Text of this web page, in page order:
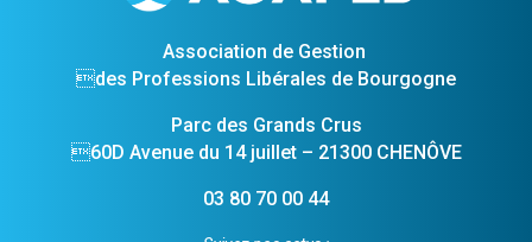
Association de Gestion
des Professions Libérales de Bourgogne
Parc des Grands Crus
60D Avenue du 14 juillet – 21300 CHENÔVE
03 80 70 00 44